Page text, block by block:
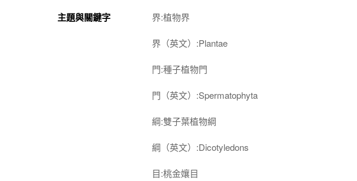
主題與關鍵字 界:植物界
界（英文）:Plantae
門:種子植物門
門（英文）:Spermatophyta
綱:雙子葉植物綱
綱（英文）:Dicotyledons
目:桃金孃目